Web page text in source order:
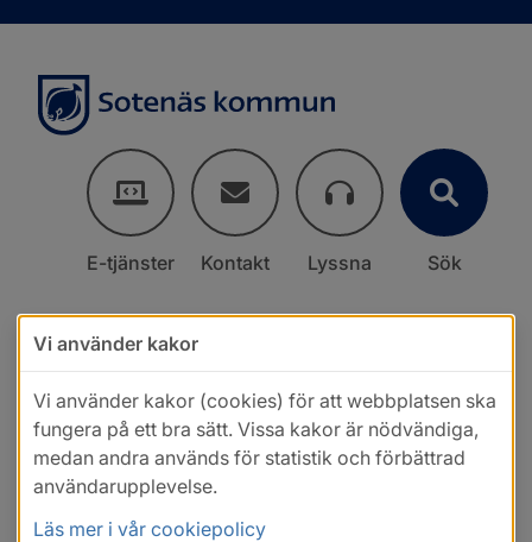
E-tjänster Kontakt Lyssna Sök
Vi använder kakor
Vi använder kakor (cookies) för att webbplatsen ska
fungera på ett bra sätt. Vissa kakor är nödvändiga,
medan andra används för statistik och förbättrad
användarupplevelse.
Läs mer i vår cookiepolicy